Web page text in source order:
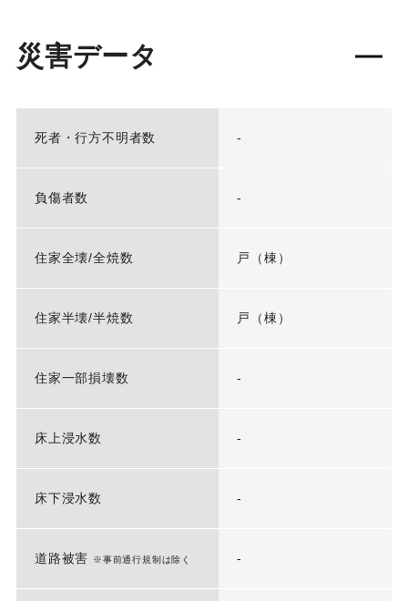
災害データ
死者・行方不明者数 -
負傷者数 -
住家全壊/全焼数 戸（棟）
住家半壊/半焼数 戸（棟）
住家一部損壊数 -
床上浸水数 -
床下浸水数 -
道路被害 ※事前通行規制は除く -